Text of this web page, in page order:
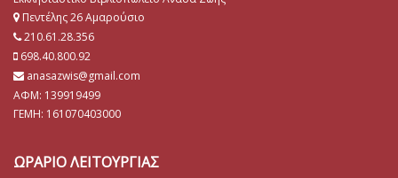
Πεντέλης 26 Αμαρούσιο
210.61.28.356
698.40.800.92
anasazwis@gmail.com
ΑΦΜ: 139919499
ΓΕΜΗ: 161070403000
ΩΡΑΡΙΟ ΛΕΙΤΟΥΡΓΙΑΣ